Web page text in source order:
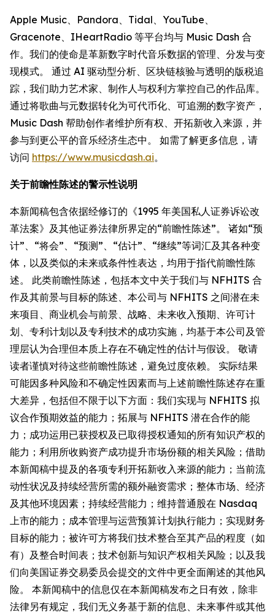
Apple Music、Pandora、Tidal、YouTube、
Gracenote、IHeartRadio 等平台均与 Music Dash 合
作。我们的使命是革新数字时代音乐数据的管理、分发与变
现模式。 通过 AI 驱动型分析、区块链核验与透明的版税追
踪，我们助力艺术家、制作人与权利方掌控自己的作品库。
通过将歌曲与元数据转化为可代币化、可追溯的数字资产，
Music Dash 帮助创作者维护所有权、开拓新收入来源，并
参与到更公平的音乐经济生态中。 如需了解更多信息，请
访问 https://www.musicdash.ai。
关于前瞻性陈述的警示性说明
本新闻稿包含依据经修订的《1995 年美国私人证券诉讼改
革法案》及其他证券法律所界定的“前瞻性陈述”。 诸如“预
计”、“将会”、“预测”、“估计”、“继续”等词汇及其各种变
体，以及类似的未来或条件性表达，均用于指代前瞻性陈
述。 此类前瞻性陈述，包括本文中关于我们与 NFHITS 合
作及其前景与目标的陈述、本公司与 NFHITS 之间潜在未
来项目、商业机会与前景、战略、未来收入预期、许可计
划、专利计划以及专利技术的成功实施，均基于本公司及管
理层认为合理但本质上存在不确定性的估计与假设。 敬请
读者谨慎对待这些前瞻性陈述，避免过度依赖。 实际结果
可能因多种风险和不确定性因素而与上述前瞻性陈述存在重
大差异，包括但不限于以下方面：我们实现与 NFHITS 拟
议合作预期效益的能力；拓展与 NFHITS 潜在合作的能
力；成功运用已获授权及已取得授权通知的所有知识产权的
能力；利用所收购资产成功提升市场份额的相关风险；借助
本新闻稿中提及的各项专利开拓新收入来源的能力；当前流
动性状况及持续经营所需的额外融资需求；整体市场、经济
及其他环境因素；持续经营能力；维持普通股在 Nasdaq
上市的能力；成本管理与运营预算计划执行能力；实现财务
目标的能力；被许可方将我们技术整合至其产品的程度（如
有）及整合时间表；技术创新与知识产权相关风险；以及我
们向美国证券交易委员会提交的文件中更全面阐述的其他风
险。 本新闻稿中的信息仅在本新闻稿发布之日有效，除非
法律另有规定，我们无义务基于新的信息、未来事件或其他